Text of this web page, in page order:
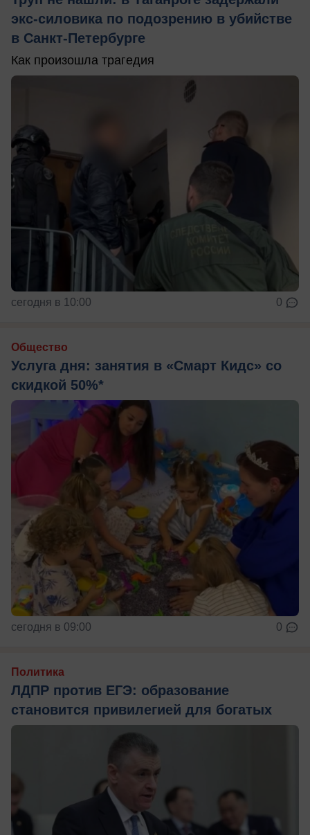
экс-силовика по подозрению в убийстве
в Санкт-Петербурге
Как произошла трагедия
сегодня в 10:00 0
Общество
Услуга дня: занятия в «Смарт Кидс» со
скидкой 50%*
сегодня в 09:00 0
Политика
ЛДПР против ЕГЭ: образование
становится привилегией для богатых